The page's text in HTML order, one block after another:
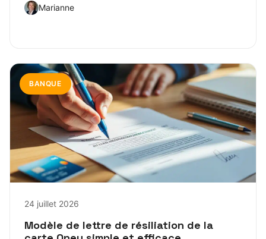
Marianne
BANQUE
24 juillet 2026
Modèle de lettre de résiliation de la